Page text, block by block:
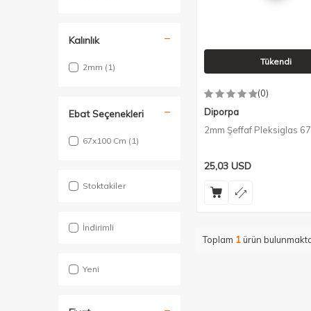
Kalınlık
2mm (1)
Ebat Seçenekleri
67x100 Cm (1)
Stoktakiler
İndirimli
Yeni
Tükendi
(0)
Diporpa
2mm Şeffaf Pleksiglas
25,03 USD
Toplam 1ürün